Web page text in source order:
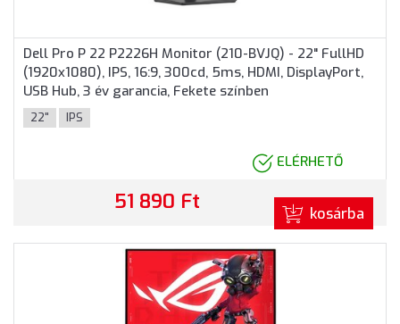
Dell Pro P 22 P2226H Monitor (210-BVJQ) - 22" FullHD
(1920x1080), IPS, 16:9, 300cd, 5ms, HDMI, DisplayPort,
USB Hub, 3 év garancia, Fekete színben
22" IPS
ELÉRHETŐ
51 890 Ft kosárba